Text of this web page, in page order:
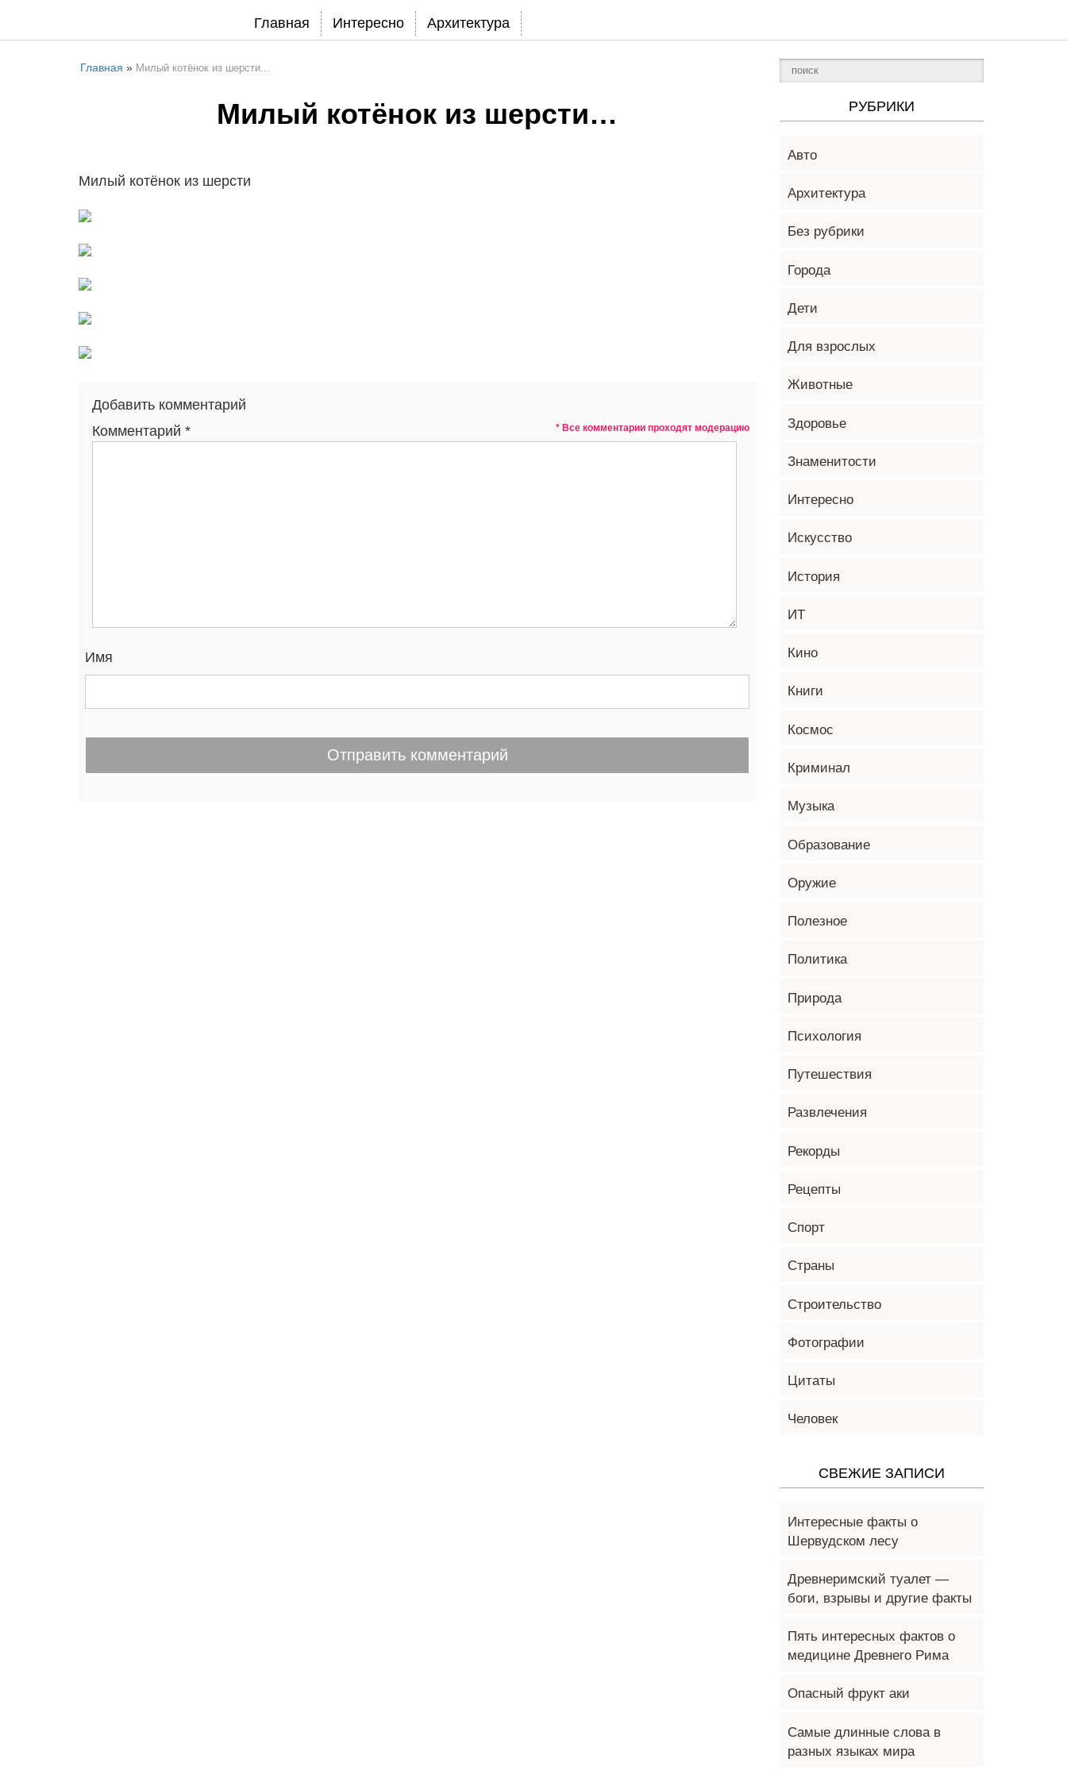
Главная Интересно Архитектура
Главная » Милый котёнок из шерсти…
Милый котёнок из шерсти…
Милый котёнок из шерсти
Добавить комментарий
* Все комментарии проходят модерацию
Комментарий *
Имя
РУБРИКИ
Авто
Архитектура
Без рубрики
Города
Дети
Для взрослых
Животные
Здоровье
Знаменитости
Интересно
Искусство
История
ИТ
Кино
Книги
Космос
Криминал
Музыка
Образование
Оружие
Полезное
Политика
Природа
Психология
Путешествия
Развлечения
Рекорды
Рецепты
Спорт
Страны
Строительство
Фотографии
Цитаты
Человек
СВЕЖИЕ ЗАПИСИ
Интересные факты о
Шервудском лесу
Древнеримский туалет —
боги, взрывы и другие факты
Пять интересных фактов о
медицине Древнего Рима
Опасный фрукт аки
Самые длинные слова в
разных языках мира